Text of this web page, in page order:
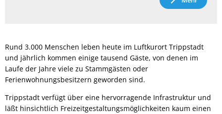
Rund 3.000 Menschen leben heute im Luftkurort Trippstadt
und jährlich kommen einige tausend Gäste, von denen im
Laufe der Jahre viele zu Stammgästen oder
Ferienwohnungsbesitzern geworden sind.
Trippstadt verfügt über eine hervorragende Infrastruktur und
läßt hinsichtlich Freizeitgestaltungsmöglichkeiten kaum einen